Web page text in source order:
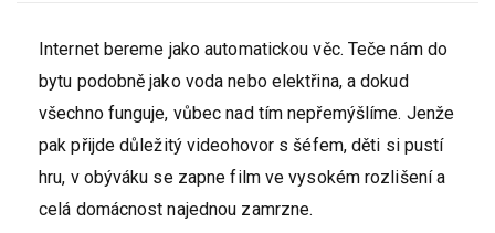
Internet bereme jako automatickou věc. Teče nám do
bytu podobně jako voda nebo elektřina, a dokud
všechno funguje, vůbec nad tím nepřemýšlíme. Jenže
pak přijde důležitý videohovor s šéfem, děti si pustí
hru, v obýváku se zapne film ve vysokém rozlišení a
celá domácnost najednou zamrzne.